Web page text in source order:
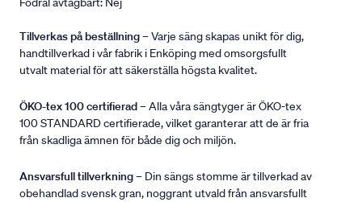
Tillverkas på beställning– Varje säng skapas unikt för dig,
handtillverkad i vår fabrik i Enköping med omsorgsfullt
utvalt material för att säkerställa högsta kvalitet.
ÖKO-tex 100 certifierad– Alla våra sängtyger är ÖKO-tex
100 STANDARD certifierade, vilket garanterar att de är fria
från skadliga ämnen för både dig och miljön.
Ansvarsfull tillverkning– Din sängs stomme är tillverkad av
obehandlad svensk gran, noggrant utvald från ansvarsfullt